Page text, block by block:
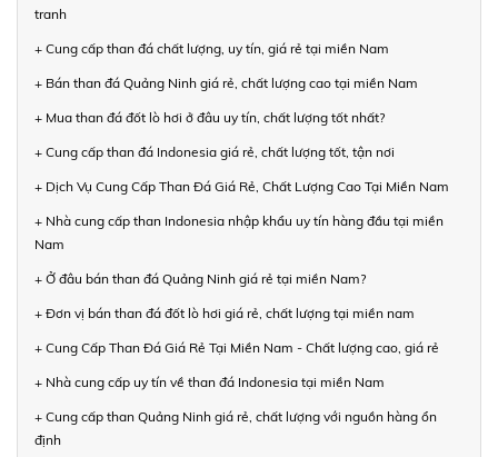
tranh
+ Cung cấp than đá chất lượng, uy tín, giá rẻ tại miền Nam
+ Bán than đá Quảng Ninh giá rẻ, chất lượng cao tại miền Nam
+ Mua than đá đốt lò hơi ở đâu uy tín, chất lượng tốt nhất?
+ Cung cấp than đá Indonesia giá rẻ, chất lượng tốt, tận nơi
+ Dịch Vụ Cung Cấp Than Đá Giá Rẻ, Chất Lượng Cao Tại Miền Nam
+ Nhà cung cấp than Indonesia nhập khẩu uy tín hàng đầu tại miền
Nam
+ Ở đâu bán than đá Quảng Ninh giá rẻ tại miền Nam?
+ Đơn vị bán than đá đốt lò hơi giá rẻ, chất lượng tại miền nam
+ Cung Cấp Than Đá Giá Rẻ Tại Miền Nam - Chất lượng cao, giá rẻ
+ Nhà cung cấp uy tín về than đá Indonesia tại miền Nam
+ Cung cấp than Quảng Ninh giá rẻ, chất lượng với nguồn hàng ổn
định